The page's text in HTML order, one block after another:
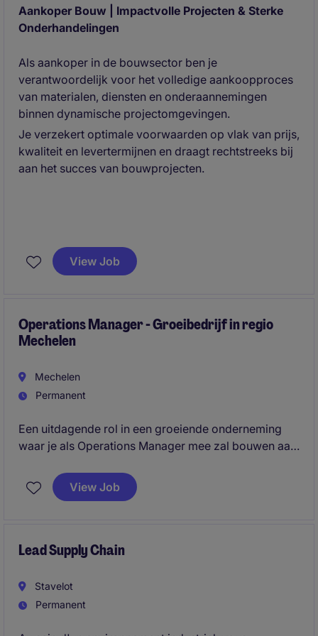
Aankoper Bouw | Impactvolle Projecten & Sterke
Onderhandelingen
Als aankoper in de bouwsector ben je
verantwoordelijk voor het volledige aankoopproces
van materialen, diensten en onderaannemingen
binnen dynamische projectomgevingen.
Je verzekert optimale voorwaarden op vlak van prijs,
kwaliteit en levertermijnen en draagt rechtstreeks bij
aan het succes van bouwprojecten.
View Job
Operations Manager - Groeibedrijf in regio
Mechelen
Mechelen
Permanent
Een uitdagende rol in een groeiende onderneming
waar je als Operations Manager mee zal bouwen aan
werkomgeving voor (proces)optimalisaties,
digitaliseringsprojecten en sterke Customer focus.
View Job
Lead Supply Chain
Stavelot
Permanent